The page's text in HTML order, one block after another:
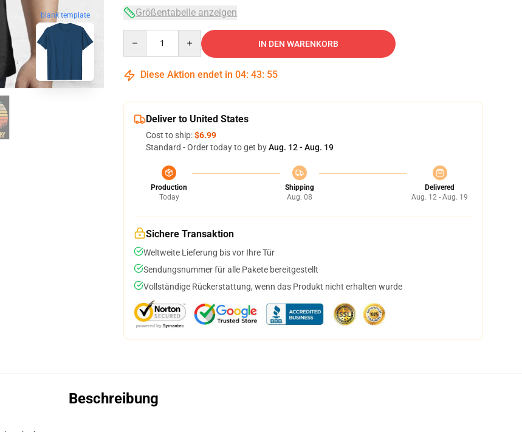
blank template Größentabelle anzeigen
IN DEN WARENKORB
Diese Aktion endet in 04: 43: 54
Deliver to United States
Cost to ship:$6.99
Standard - Order today to get byAug. 12 - Aug. 19
Production
Today
Shipping
Aug. 08
Delivered
Aug. 12 - Aug. 19
Sichere Transaktion
Weltweite Lieferung bis vor Ihre Tür
Sendungsnummer für alle Pakete bereitgestellt
Vollständige Rückerstattung, wenn das Produkt nicht erhalten wurde
Beschreibung